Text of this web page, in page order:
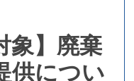
象】廃棄
供につい